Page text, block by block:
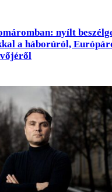
nyílt
a háborúról,